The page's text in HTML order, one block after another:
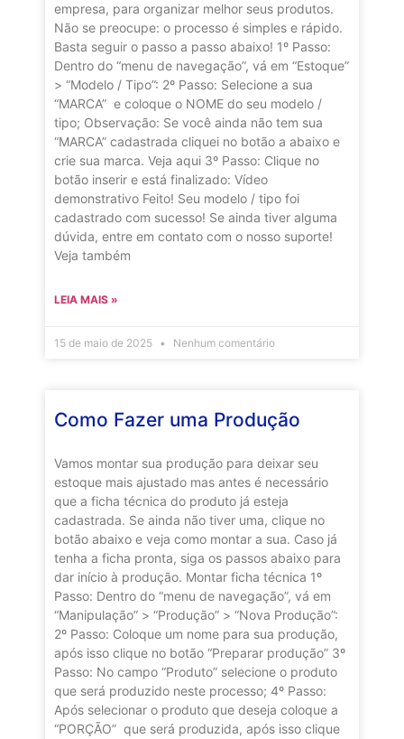
empresa, para organizar melhor seus produtos.
Não se preocupe: o processo é simples e rápido.
Basta seguir o passo a passo abaixo! 1º Passo:
Dentro do “menu de navegação”, vá em “Estoque”
> “Modelo / Tipo”: 2º Passo: Selecione a sua
“MARCA” e coloque o NOME do seu modelo /
tipo; Observação: Se você ainda não tem sua
“MARCA” cadastrada cliquei no botão a abaixo e
crie sua marca. Veja aqui 3º Passo: Clique no
botão inserir e está finalizado: Vídeo
demonstrativo Feito! Seu modelo / tipo foi
cadastrado com sucesso! Se ainda tiver alguma
dúvida, entre em contato com o nosso suporte!
Veja também
LEIA MAIS »
15 de maio de 2025 Nenhum comentário
Como Fazer uma Produção
Vamos montar sua produção para deixar seu
estoque mais ajustado mas antes é necessário
que a ficha técnica do produto já esteja
cadastrada. Se ainda não tiver uma, clique no
botão abaixo e veja como montar a sua. Caso já
tenha a ficha pronta, siga os passos abaixo para
dar início à produção. Montar ficha técnica 1º
Passo: Dentro do “menu de navegação”, vá em
“Manipulação” > “Produção” > “Nova Produção”:
2º Passo: Coloque um nome para sua produção,
após isso clique no botão “Preparar produção” 3º
Passo: No campo “Produto” selecione o produto
que será produzido neste processo; 4º Passo:
Após selecionar o produto que deseja coloque a
“PORÇÃO” que será produzida, após isso clique